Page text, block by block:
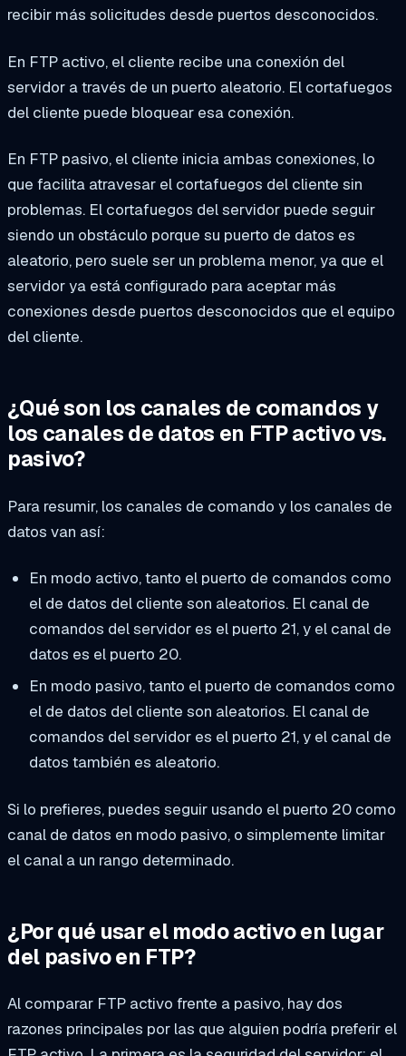
recibir más solicitudes desde puertos desconocidos.
En FTP activo, el cliente recibe una conexión del
servidor a través de un puerto aleatorio. El cortafuegos
del cliente puede bloquear esa conexión.
En FTP pasivo, el cliente inicia ambas conexiones, lo
que facilita atravesar el cortafuegos del cliente sin
problemas. El cortafuegos del servidor puede seguir
siendo un obstáculo porque su puerto de datos es
aleatorio, pero suele ser un problema menor, ya que el
servidor ya está configurado para aceptar más
conexiones desde puertos desconocidos que el equipo
del cliente.
¿Qué son los canales de comandos y
los canales de datos en FTP activo vs.
pasivo?
Para resumir, los canales de comando y los canales de
datos van así:
En modo activo, tanto el puerto de comandos como
el de datos del cliente son aleatorios. El canal de
comandos del servidor es el puerto 21, y el canal de
datos es el puerto 20.
En modo pasivo, tanto el puerto de comandos como
el de datos del cliente son aleatorios. El canal de
comandos del servidor es el puerto 21, y el canal de
datos también es aleatorio.
Si lo prefieres, puedes seguir usando el puerto 20 como
canal de datos en modo pasivo, o simplemente limitar
el canal a un rango determinado.
¿Por qué usar el modo activo en lugar
del pasivo en FTP?
Al comparar FTP activo frente a pasivo, hay dos
razones principales por las que alguien podría preferir el